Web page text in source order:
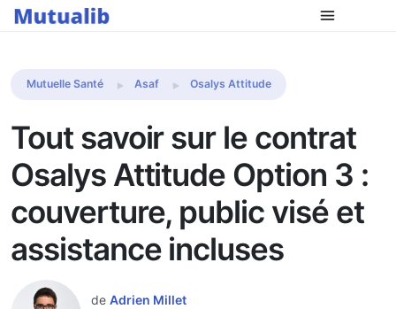
Comparer les mutuelles
Mutuelle Santé Asaf Osalys Attitude
Tout savoir sur le contrat
Osalys Attitude Option 3 :
couverture, public visé et
assistance incluses
de Adrien Millet